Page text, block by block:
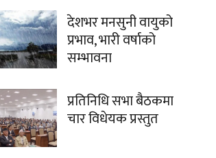
देशभर मनसुनी वायुको
प्रभाव, भारी वर्षाको
सम्भावना
प्रतिनिधि सभा बैठकमा
चार विधेयक प्रस्तुत